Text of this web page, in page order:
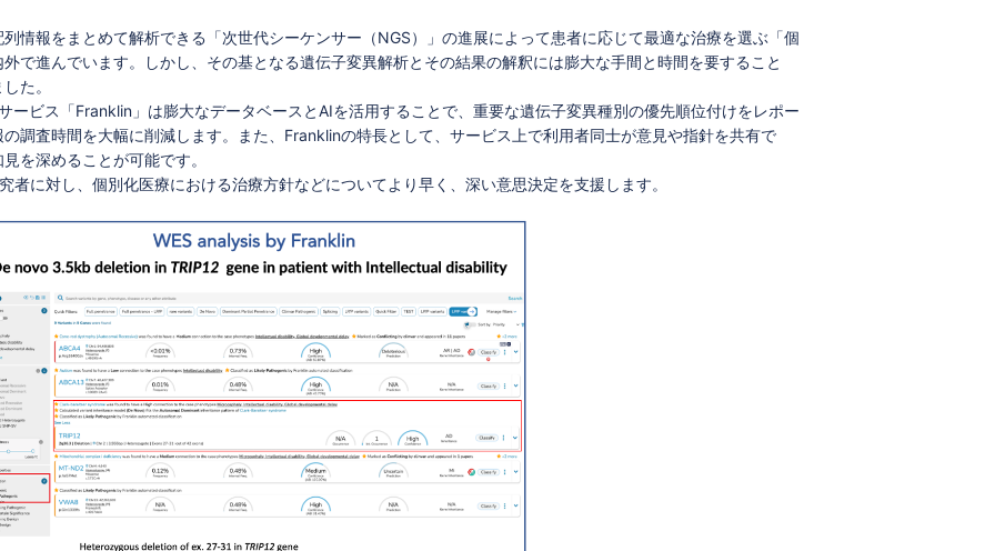
報をまとめて解析できる「次世代シーケンサー（NGS）」の進展によって患者に応じて最適な治療を選ぶ「個
で進んでいます。しかし、その基となる遺伝子変異解析とその結果の解釈には膨大な手間と時間を要すること
た。
ビス「Franklin」は膨大なデータベースとAIを活用することで、重要な遺伝子変異種別の優先順位付けをレポー
調査時間を大幅に削減します。また、Franklinの特長として、サービス上で利用者同士が意見や指針を共有で
を深めることが可能です。
に対し、個別化医療における治療方針などについてより早く、深い意思決定を支援します。